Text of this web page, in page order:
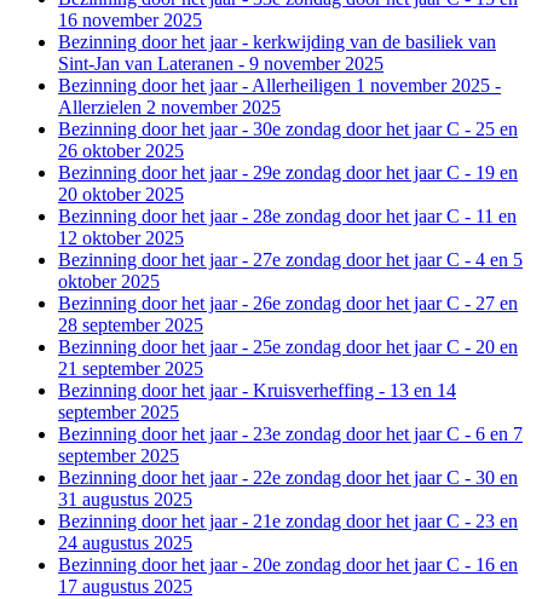
16 november 2025
Bezinning door het jaar - kerkwijding van de basiliek van
Sint-Jan van Lateranen - 9 november 2025
Bezinning door het jaar - Allerheiligen 1 november 2025 -
Allerzielen 2 november 2025
Bezinning door het jaar - 30e zondag door het jaar C - 25 en
26 oktober 2025
Bezinning door het jaar - 29e zondag door het jaar C - 19 en
20 oktober 2025
Bezinning door het jaar - 28e zondag door het jaar C - 11 en
12 oktober 2025
Bezinning door het jaar - 27e zondag door het jaar C - 4 en 5
oktober 2025
Bezinning door het jaar - 26e zondag door het jaar C - 27 en
28 september 2025
Bezinning door het jaar - 25e zondag door het jaar C - 20 en
21 september 2025
Bezinning door het jaar - Kruisverheffing - 13 en 14
september 2025
Bezinning door het jaar - 23e zondag door het jaar C - 6 en 7
september 2025
Bezinning door het jaar - 22e zondag door het jaar C - 30 en
31 augustus 2025
Bezinning door het jaar - 21e zondag door het jaar C - 23 en
24 augustus 2025
Bezinning door het jaar - 20e zondag door het jaar C - 16 en
17 augustus 2025